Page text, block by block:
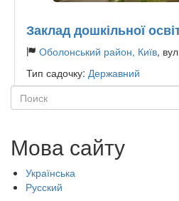
Заклад дошкільної
Оболонський район, Київ,
Тип садочку: Державний
Поиск
Мова сайту
Українська
Русский